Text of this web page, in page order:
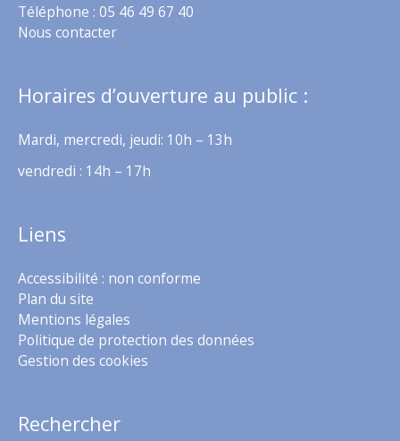
Téléphone : 05 46 49 67 40
Nous contacter
Horaires d’ouverture au public :
Mardi, mercredi, jeudi: 10h – 13h
vendredi : 14h – 17h
Liens
Accessibilité : non conforme
Plan du site
Mentions légales
Politique de protection des données
Gestion des cookies
Rechercher